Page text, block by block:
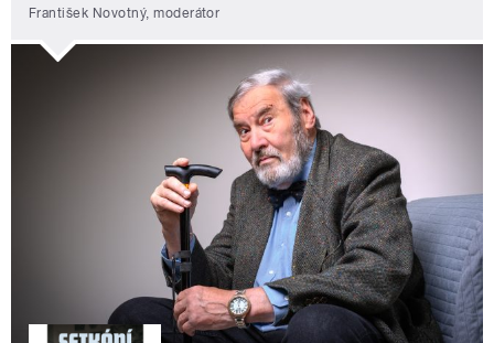
František Novotný, moderátor